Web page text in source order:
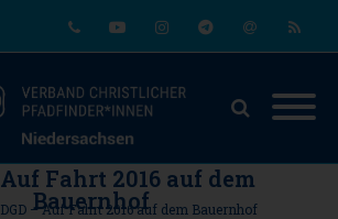
Fahrt 2016 auf dem
Bauernhof
DGD – Auf Fahrt 2016 auf dem Bauernhof